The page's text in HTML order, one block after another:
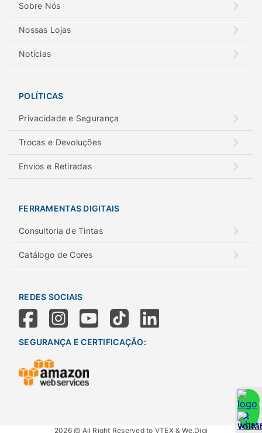
Sobre Nós
Nossas Lojas
Notícias
POLÍTICAS
Privacidade e Segurança
Trocas e Devoluções
Envios e Retiradas
FERRAMENTAS DIGITAIS
Consultoria de Tintas
Catálogo de Cores
REDES SOCIAIS
SEGURANÇA E CERTIFICAÇÃO:
2026 @ All Right Reserved to VTEX & We.Digi